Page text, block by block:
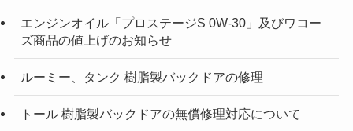
エンジンオイル「プロステージS 0W-30」及びワコー
ズ商品の値上げのお知らせ
ルーミー、タンク 樹脂製バックドアの修理
トール 樹脂製バックドアの無償修理対応について